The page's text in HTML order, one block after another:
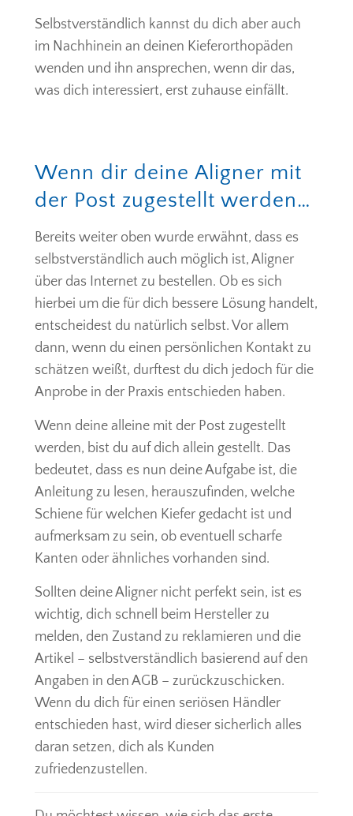
Selbstverständlich kannst du dich aber auch
im Nachhinein an deinen Kieferorthopäden
wenden und ihn ansprechen, wenn dir das,
was dich interessiert, erst zuhause einfällt.
Wenn dir deine Aligner mit
der Post zugestellt werden…
Bereits weiter oben wurde erwähnt, dass es
selbstverständlich auch möglich ist, Aligner
über das Internet zu bestellen. Ob es sich
hierbei um die für dich bessere Lösung handelt,
entscheidest du natürlich selbst. Vor allem
dann, wenn du einen persönlichen Kontakt zu
schätzen weißt, durftest du dich jedoch für die
Anprobe in der Praxis entschieden haben.
Wenn deine alleine mit der Post zugestellt
werden, bist du auf dich allein gestellt. Das
bedeutet, dass es nun deine Aufgabe ist, die
Anleitung zu lesen, herauszufinden, welche
Schiene für welchen Kiefer gedacht ist und
aufmerksam zu sein, ob eventuell scharfe
Kanten oder ähnliches vorhanden sind.
Sollten deine Aligner nicht perfekt sein, ist es
wichtig, dich schnell beim Hersteller zu
melden, den Zustand zu reklamieren und die
Artikel – selbstverständlich basierend auf den
Angaben in den AGB – zurückzuschicken.
Wenn du dich für einen seriösen Händler
entschieden hast, wird dieser sicherlich alles
daran setzen, dich als Kunden
zufriedenzustellen.